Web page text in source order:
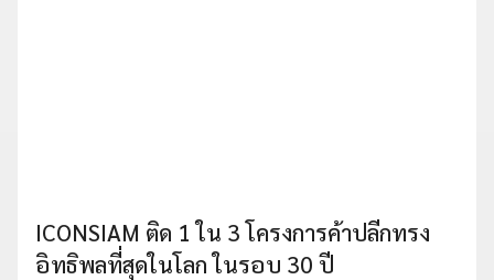
ICONSIAM ติด 1 ใน 3 โครงการค้าปลีกทรง
อิทธิพลที่สุดในโลก ในรอบ 30 ปี